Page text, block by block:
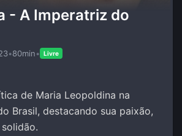
- A Imperatriz do
•80min• Livre
de Maria Leopoldina na
Brasil, destacando sua paixão,